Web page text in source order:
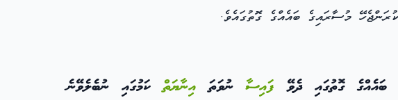
މުސާރައިގެ ބައެއްގެ ގޮތުގައެވެ.
ގޮތުގައި ދެވޭ ފައިސާނުވަތަ އިނާޔަތްކަމުގައި ނުބެލެވޭނެ